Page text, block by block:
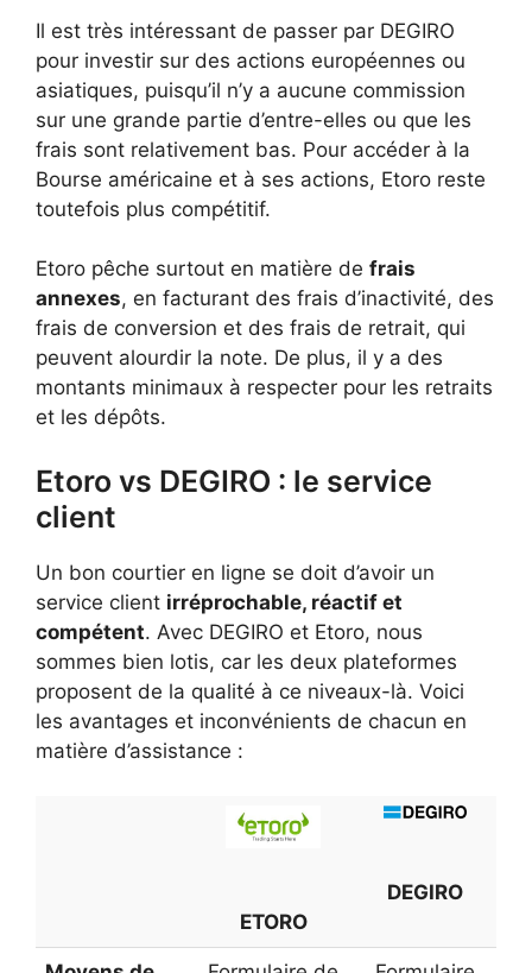
Il est très intéressant de passer par DEGIRO
pour investir sur des actions européennes ou
asiatiques, puisqu’il n’y a aucune commission
sur une grande partie d’entre-elles ou que les
frais sont relativement bas. Pour accéder à la
Bourse américaine et à ses actions, Etoro reste
toutefois plus compétitif.
Etoro pêche surtout en matière de frais
annexes, en facturant des frais d’inactivité, des
frais de conversion et des frais de retrait, qui
peuvent alourdir la note. De plus, il y a des
montants minimaux à respecter pour les retraits
et les dépôts.
Etoro vs DEGIRO : le service
client
Un bon courtier en ligne se doit d’avoir un
service client irréprochable, réactif et
compétent. Avec DEGIRO et Etoro, nous
sommes bien lotis, car les deux plateformes
proposent de la qualité à ce niveaux-là. Voici
les avantages et inconvénients de chacun en
matière d’assistance :
ETORO
DEGIRO